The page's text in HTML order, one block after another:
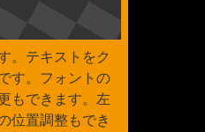
。テキストをク
す。フォントの
もできます。左
位置調整もでき